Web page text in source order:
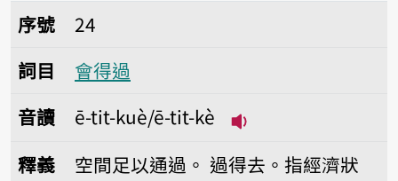
序號24會得過
序號
24
詞目
會得過
音讀
ē-tit-kuè/ē-tit-kè
釋義 空間足以通過。 過得去。指經濟狀